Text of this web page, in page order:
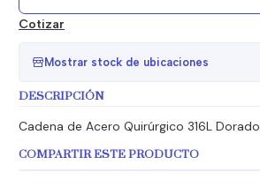
Cotizar
Mostrar stock de ubicaciones
DESCRIPCIÓN
Cadena de Acero Quirúrgico 316L Dorado
COMPARTIR ESTE PRODUCTO